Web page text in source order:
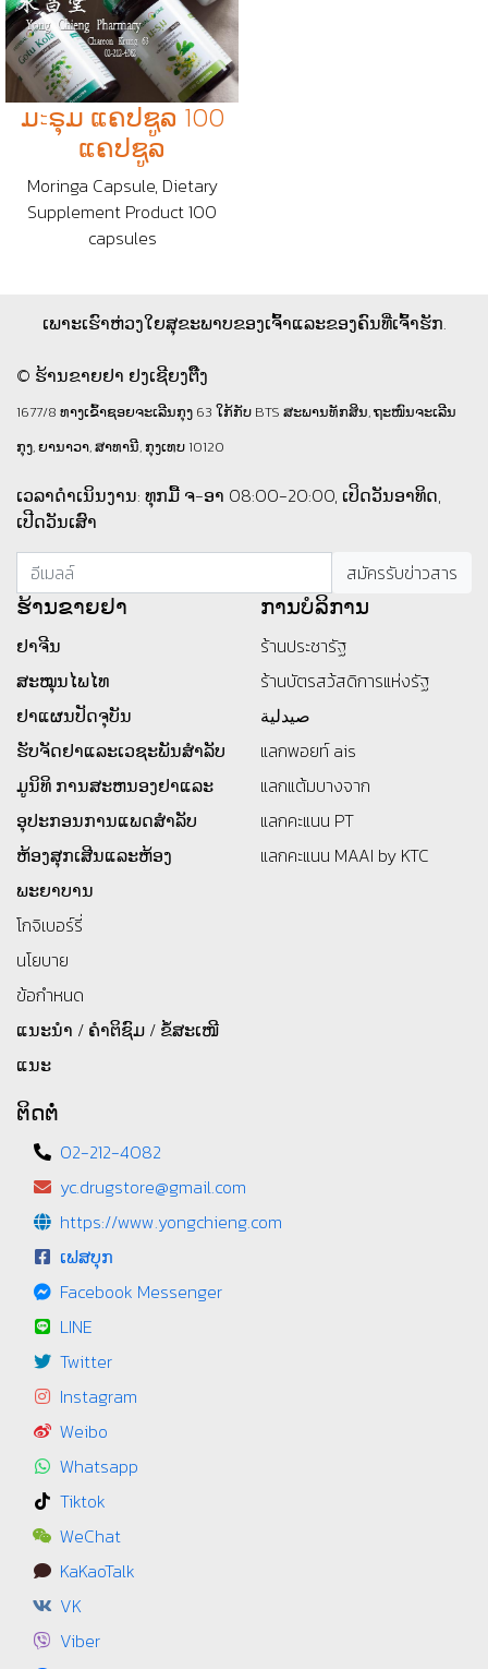
ມะຣຸມ ແຄປຊູລ 100
ແຄປຊູລ
Moringa Capsule, Dietary
Supplement Product 100
capsules
ເພາະເຮົາຫ່ວງໃຍສຸຂະພາບຂອງເຈົ້າແລະຂອງຄົນທີ່ເຈົ້າຮັກ.
© ຮ້ານຂາຍຢາ ຢງເຊີຍງຕຶ໊ງ
1677/8 ທາງເຂົ້າຊອຍຈະເລີນກຸງ 63 ໃກ້ກັບ BTS ສະພານທັກສິນ, ຖະໜົນຈະເລີນ
ກຸງ, ຍານາວາ, ສາທານີ, ກຸງເທບ 10120
ເວລາດຳເນິນງານ: ທຸກມື້ ຈ-ອາ 08:00-20:00, ເປິດວັນອາທິດ,
ເປີດວັນເສົາ
ຮ້ານ​ຂາຍ​ຢາ
ຢາຈີນ
ສະໝຸນໄພໄທ
ຢາແຜນປັດຈຸບັນ
ຮັບຈັດຢາແລະເວຊະພັນສໍາລັບ
ມູນິທິ ການສະຫນອງຢາແລະ
ອຸປະກອນການແພດສໍາລັບ
ຫ້ອງສຸກເສີນແລະຫ້ອງ
ພະຍາບານ
โกจิเบอร์รี่
นโยบาย
ข้อกำหนด
ແນະນຳ / ຄຳຕິຊົມ / ຂໍ້ສະເໜີ
ແນະ
ການບໍລິການ
ร้านประชารัฐ
ร้านบัตรสว้สดิการแห่งรัฐ
صيدلية
แลกพอยท์ ais
แลกแต้มบางจาก
แลกคะแนน PT
แลกคะแนน MAAI by KTC
ຕິດຕໍ່
02-212-4082
yc.drugstore@gmail.com
https://www.yongchieng.com
ເຟສບຸກ
Facebook Messenger
LINE
Twitter
Instagram
Weibo
Whatsapp
Tiktok
WeChat
KaKaoTalk
VK
Viber